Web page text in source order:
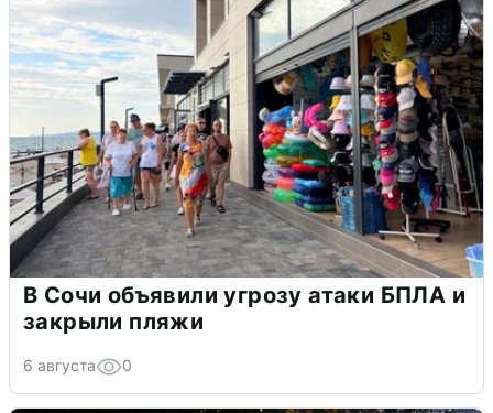
В Сочи объявили угрозу атаки БПЛА и
закрыли пляжи
6 августа 0